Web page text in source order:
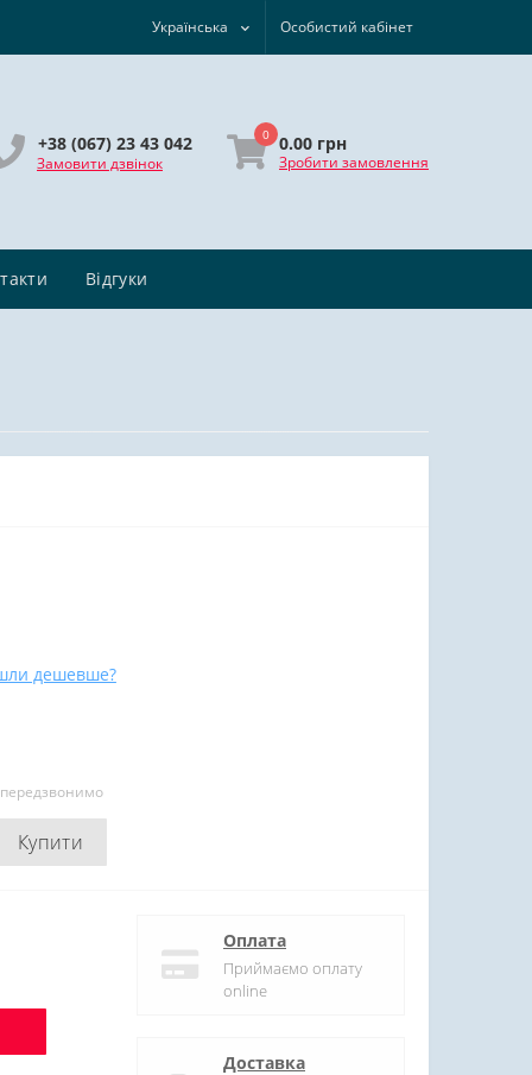
Українська Особистий кабінет
+38 (067) 23 43 042
Замовити дзвінок
0 0.00 грн
Зробити замовлення
Відгуки
дешевше?
Купити
Оплата
Приймаємо оплату
online
Доставка